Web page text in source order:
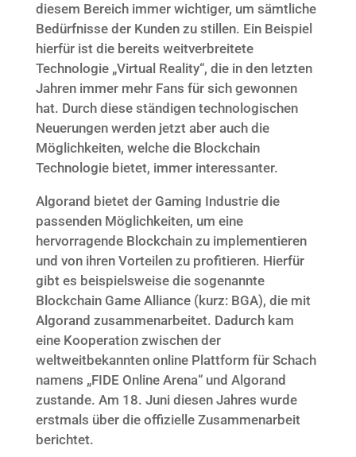
diesem Bereich immer wichtiger, um sämtliche
Bedürfnisse der Kunden zu stillen. Ein Beispiel
hierfür ist die bereits weitverbreitete
Technologie „Virtual Reality“, die in den letzten
Jahren immer mehr Fans für sich gewonnen
hat. Durch diese ständigen technologischen
Neuerungen werden jetzt aber auch die
Möglichkeiten, welche die Blockchain
Technologie bietet, immer interessanter.
Algorand bietet der Gaming Industrie die
passenden Möglichkeiten, um eine
hervorragende Blockchain zu implementieren
und von ihren Vorteilen zu profitieren. Hierfür
gibt es beispielsweise die sogenannte
Blockchain Game Alliance (kurz: BGA), die mit
Algorand zusammenarbeitet. Dadurch kam
eine Kooperation zwischen der
weltweitbekannten online Plattform für Schach
namens „FIDE Online Arena“ und Algorand
zustande. Am 18. Juni diesen Jahres wurde
erstmals über die offizielle Zusammenarbeit
berichtet.